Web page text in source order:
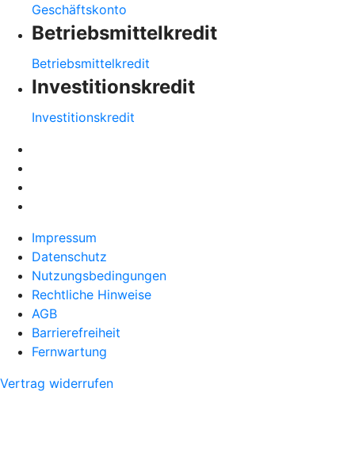
Geschäftskonto
Betriebsmittelkredit
Betriebsmittelkredit
Investitionskredit
Investitionskredit
Impressum
Datenschutz
Nutzungsbedingungen
Rechtliche Hinweise
AGB
Barrierefreiheit
Fernwartung
Vertrag widerrufen